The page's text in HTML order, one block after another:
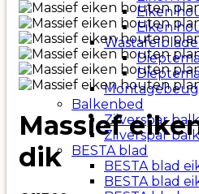
Eiken
Eiken
Balkenbed
Zilverspar
Zilverspar
BESTA blad
BESTA blad
BESTA blad
Massief
dik